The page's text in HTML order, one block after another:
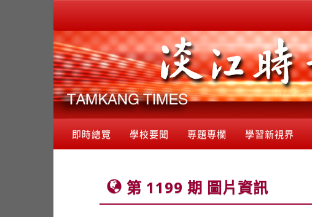
即時總覽 學校要聞 專題專欄 學習新視界
第 1199 期 圖片資訊